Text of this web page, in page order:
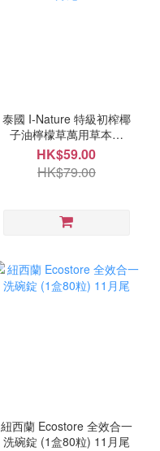
泰國 I-Nature 特級初榨椰
子油檸檬草萬用草本膏
35g 9月尾
HK$59.00
HK$79.00
紐西蘭 Ecostore 全效合一
洗碗錠 (1盒80粒) 11月尾